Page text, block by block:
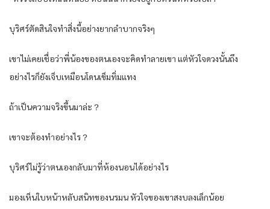
บุริศร์ตัดสินใจทำสิ่งนี้อย่างยากลำบากจริงๆ
เขาไม่เคยเชื่อว่าพี่น้องของตนเองจะคิดทำลายเขา แต่หัวใจดวงนั้นถึง
อย่างไรก็ยังเจ็บเหมือนโดนเข็มทิ่มแทง
ถ้าเป็นความจริงขึ้นมาล่ะ？
เขาจะต้องทำอย่างไร？
บุริศร์ไม่รู้ว่าตนเองกลับมาที่ห้องนอนได้อย่างไร
มองเห็นใบหน้าหลับสนิทของนรมน หัวใจของเขาสงบลงเล็กน้อย